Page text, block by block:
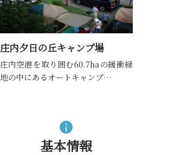
庄内夕日の丘キャンプ場
庄内空港を取り囲む60.7haの緩衝緑
地の中にあるオートキャンプ…
基本情報